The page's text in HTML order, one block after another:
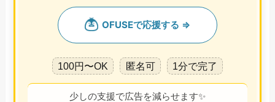
100円〜OK 匿名可 1分で完了
少しの支援で広告を減らせます✨